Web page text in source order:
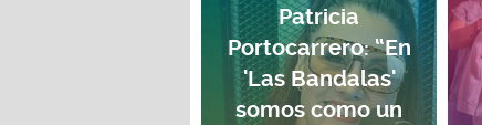
Patricia
Portocarrero: “En
'Las Bandalas'
somos como un